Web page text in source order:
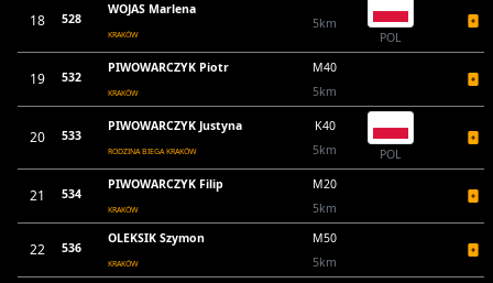
18 528
WOJAS Marlena
KRAKÓW
5km
POL
19 532
PIWOWARCZYK Piotr
KRAKÓW
M40
5km
20 533
PIWOWARCZYK Justyna
RODZINA BIEGA KRAKÓW
K40
5km
POL
21 534
PIWOWARCZYK Filip
KRAKÓW
M20
5km
22 536
OLEKSIK Szymon
KRAKÓW
M50
5km